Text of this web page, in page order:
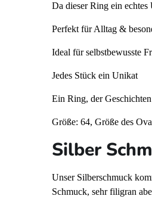
Da dieser Ring ein
Perfekt für Alltag &
Ideal für selbstbewusste
Jedes Stück ein Unikat
Ein Ring, der
Größe: 64, Größe des
Silber
Unser Silberschmuck
Schmuck, sehr filigran